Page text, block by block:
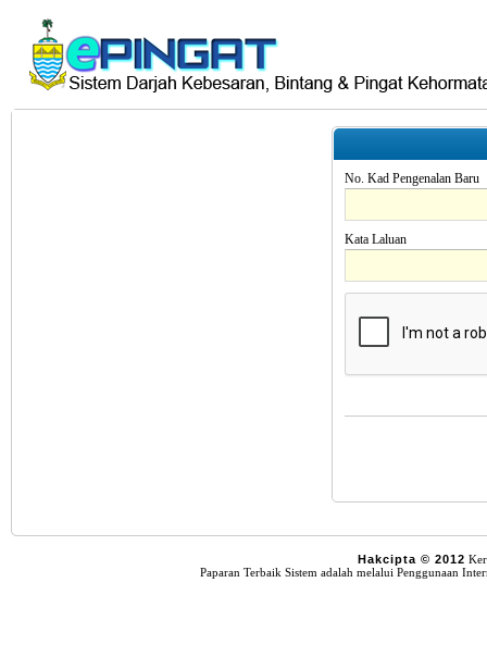
No. Kad Pengenalan Baru
Kata Laluan
Hakcipta © 2012
Paparan Terbaik Sistem adalah melalui Penggunaan